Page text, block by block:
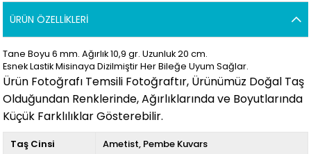
ÜRÜN ÖZELLIKLERI
Tane Boyu 6 mm. Ağırlık 10,9 gr. Uzunluk 20 cm.
Esnek Lastik Misinaya Dizilmiştir Her Bileğe Uyum Sağlar.
Ürün Fotoğrafı Temsili Fotoğraftır, Ürünümüz Doğal Taş
Olduğundan Renklerinde, Ağırlıklarında ve Boyutlarında
Küçük Farklılıklar Gösterebilir.
Taş Cinsi Ametist Pembe Kuvars